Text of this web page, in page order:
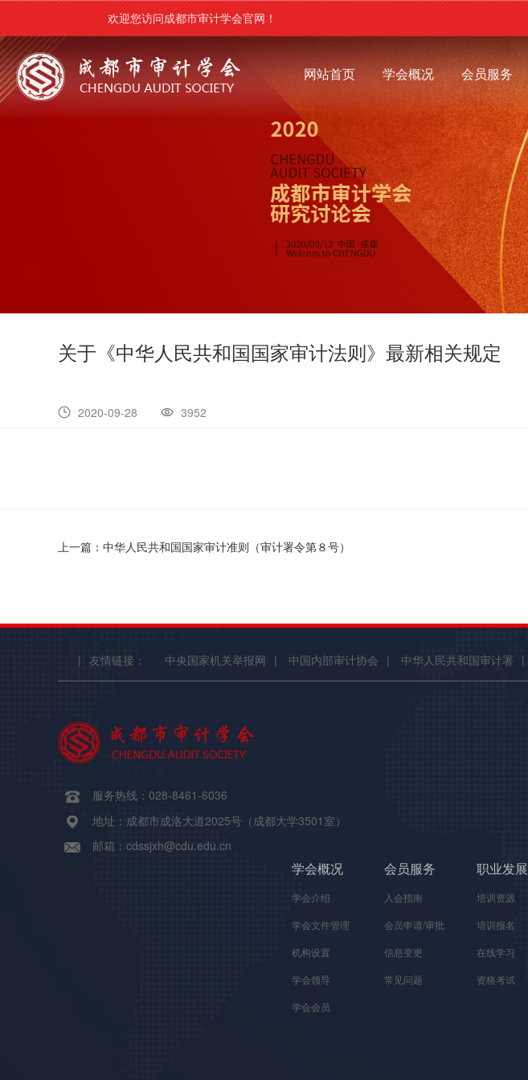
欢迎您访问成都市审计学会官网！
网站首页 学会概况 会员服务
关于《中华人民共和国国家审计法则》最新相关规定
2020-09-28 3952
上一篇：中华人民共和国国家审计准则（审计署令第８号）
| 友情链接： 中央国家机关举报网 | 中国内部审计协会 | 中华人民共和国审计署 |
服务热线：028-8461-6036
地址：成都市成洛大道2025号（成都大学3501室）
邮箱：cdssjxh@cdu.edu.cn
学会概况
学会介绍
学会文件管理
机构设置
学会领导
学会会员
会员服务
入会指南
会员申请/审批
信息变更
常见问题
职业发展
培训资源
培训报名
在线学习
资格考试